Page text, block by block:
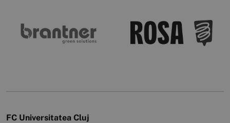
FC Universitatea Cluj